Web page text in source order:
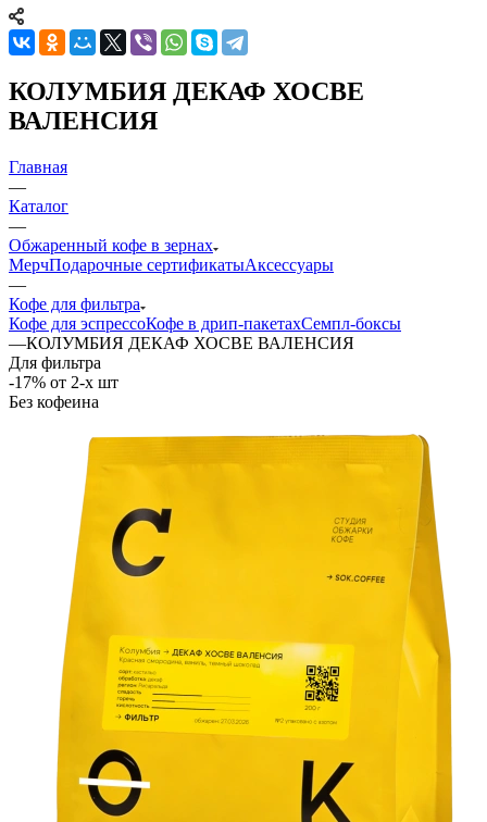
КОЛУМБИЯ ДЕКАФ ХОСВЕ
ВАЛЕНСИЯ
Главная
—
Каталог
—
Обжаренный кофе в зернах
МерчПодарочные сертификатыАксессуары
—
Кофе для фильтра
Кофе для эспрессоКофе в дрип-пакетахСемпл-боксы
—КОЛУМБИЯ ДЕКАФ ХОСВЕ ВАЛЕНСИЯ
Для фильтра
-17% от 2-х шт
Без кофеина